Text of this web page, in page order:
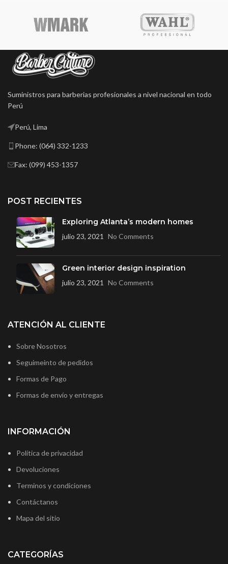
máquina. Andis apuesta por la
formación y el conocimiento
profesionales y sus
necesidades, para que
obtengas los mejores
resultados.
Suministros para barberias profesionales a nivel nacional en todo
Perú
Perú, Lima
Phone: (064) 332-1233
Fax: (099) 453-1357
POST RECIENTES
Exploring Atlanta’s modern homes
julio 23, 2021 No Comments
Green interior design inspiration
julio 23, 2021 No Comments
ATENCIÓN AL CLIENTE
Sobre Nosotros
Seguimeinto de pedidos
Formas de Pago
Formas de envío y entregas
INFORMACIÓN
Política de privacidad
Devoluciones
Terminos y condiciones
Contáctanos
Mapa del sitio
CATEGORÍAS